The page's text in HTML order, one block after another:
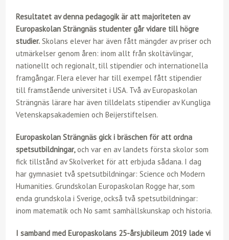
Resultatet av denna pedagogik är att majoriteten av
Europaskolan Strängnäs studenter går vidare till högre
studier. Skolans elever har även fått mängder av priser och
utmärkelser genom åren: inom allt från skoltävlingar,
nationellt och regionalt, till stipendier och internationella
framgångar. Flera elever har till exempel fått stipendier
till framstående universitet i USA. Två av Europaskolan
Strängnäs lärare har även tilldelats stipendier av Kungliga
Vetenskapsakademien och Beijerstiftelsen.
Europaskolan Strängnäs gick i bräschen för att ordna
spetsutbildningar,och var en av landets första skolor som
fick tillstånd av Skolverket för att erbjuda sådana. I dag
har gymnasiet två spetsutbildningar: Science och Modern
Humanities. Grundskolan Europaskolan Rogge har, som
enda grundskola i Sverige, också två spetsutbildningar:
inom matematik och No samt samhällskunskap och historia.
I samband med Europaskolans 25-årsjubileum 2019 lade vi